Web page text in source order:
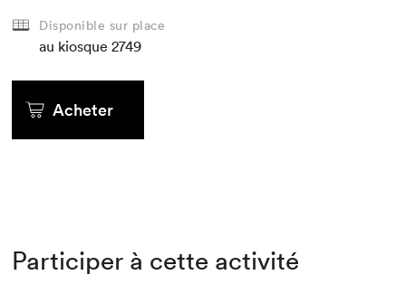
Disponible sur place
au kiosque 2749
Acheter
Participer à cette activité